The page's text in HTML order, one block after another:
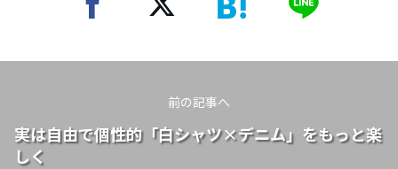
前の記事へ
実は自由で個性的「白シャツ×デニム」をもっと楽
しく